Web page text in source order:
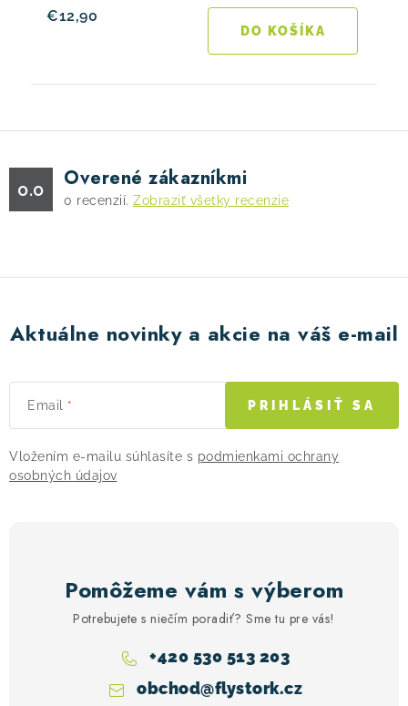
€12,90
DO KOŠÍKA
0.0 Overené zákazníkmi
0 recenzií. Zobraziť všetky recenzie
Aktuálne novinky a akcie na váš e-mail
Email
Vložením e-mailu súhlasíte s podmienkami ochrany
osobných údajov
PRIHLÁSIŤ SA
Pomôžeme vám s výberom
Potrebujete s niečím poradiť? Sme tu pre vás!
obchod@flystork.cz
+420 530 513 203